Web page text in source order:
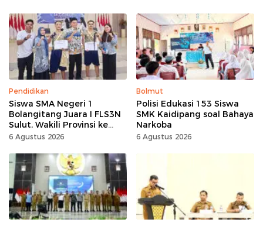
Pendidikan
Siswa SMA Negeri 1
Bolangitang Juara I FLS3N
Sulut, Wakili Provinsi ke
Tingkat Nasional
6 Agustus 2026
Bolmut
Polisi Edukasi 153 Siswa
SMK Kaidipang soal Bahaya
Narkoba
6 Agustus 2026